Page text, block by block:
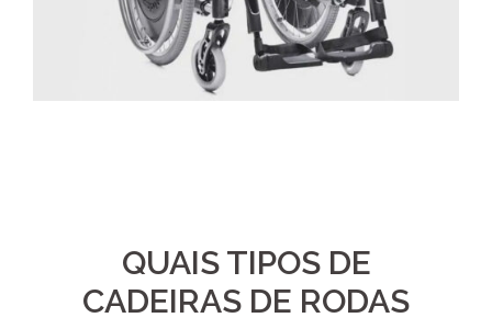
QUAIS TIPOS DE
CADEIRAS DE RODAS